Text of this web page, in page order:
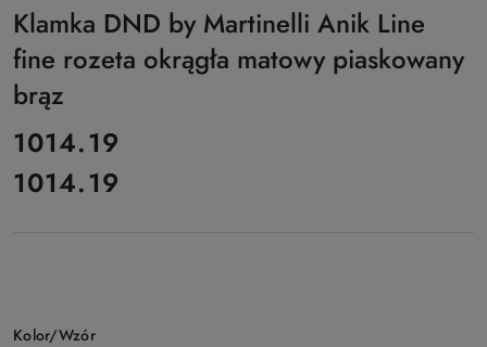
Klamka DND by Martinelli Anik Line
fine rozeta okrągła matowy piaskowany
brąz
cena:
1014.19
Cena:
1014.19
Wariant
Kolor/Wzór